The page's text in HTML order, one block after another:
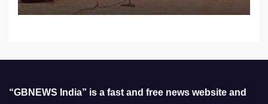
“GBNEWS India” is a fast and free news website and